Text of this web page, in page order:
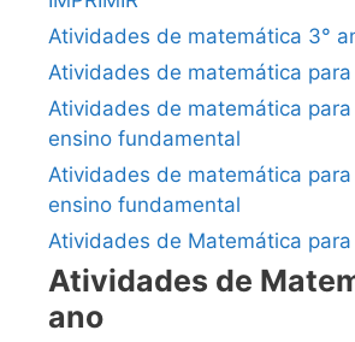
Atividades de matemática 3°
Atividades de matemática
Atividades de matemática
ensino fundamental
Atividades de matemática
ensino fundamental
Atividades de Matemática
Atividades de
ano